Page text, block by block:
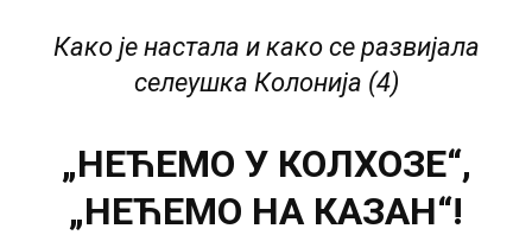
Како је настала и како се развијала
селеушка Колонија (4)
„НЕЋЕМО У КОЛХОЗЕ“,
„НЕЋЕМО НА КАЗАН“!